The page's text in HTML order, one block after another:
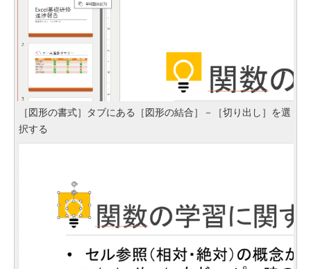
［図形の書式］タブにある［図形の結合］－［切り出し］を選
択する